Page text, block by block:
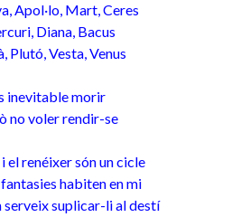
Apol·lo, Mart, Ceres
Diana, Bacus
Plutó, Vesta, Venus
inevitable morir
no voler rendir-se
el renéixer són un cicle
habiten en mi
serveix suplicar-li al destí